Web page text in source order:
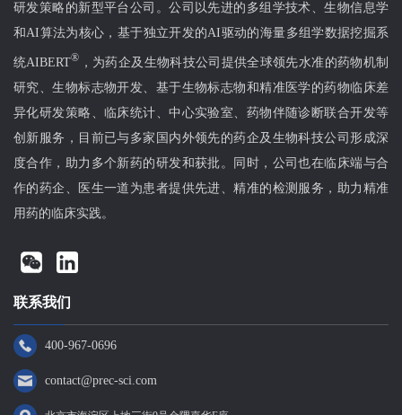
研发策略的新型平台公司。公司以先进的多组学技术、生物信息学
和AI算法为核心，基于独立开发的AI驱动的海量多组学数据挖掘系
统AIBERT® ，为药企及生物科技公司提供全球领先水准的药物机制
研究、生物标志物开发、基于生物标志物和精准医学的药物临床差
异化研发策略、临床统计、中心实验室、药物伴随诊断联合开发等
创新服务，目前已与多家国内外领先的药企及生物科技公司形成深
度合作，助力多个新药的研发和获批。同时，公司也在临床端与合
作的药企、医生一道为患者提供先进、精准的检测服务，助力精准
用药的临床实践。
联系我们
400-967-0696
contact@prec-sci.com